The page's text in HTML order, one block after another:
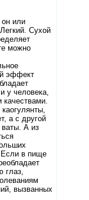
или
Сухой
можно
эффект
у человека,
а с другой
ваты. А из
Если в пище
глаз,
вызванных